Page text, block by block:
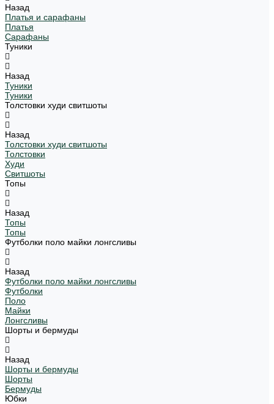
Назад
Платья и сарафаны
Платья
Сарафаны
Туники
Назад
Туники
Туники
Толстовки худи свитшоты
Назад
Толстовки худи свитшоты
Толстовки
Худи
Свитшоты
Топы
Назад
Топы
Топы
Футболки поло майки лонгсливы
Назад
Футболки поло майки лонгсливы
Футболки
Поло
Майки
Лонгсливы
Шорты и бермуды
Назад
Шорты и бермуды
Шорты
Бермуды
Юбки